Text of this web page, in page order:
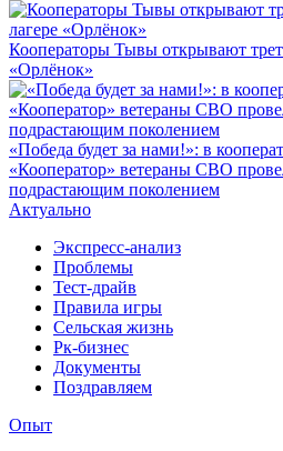
Кооператоры Тывы открывают
«Орлёнок»
«Победа будет за нами!»: в
«Кооператор» ветераны СВО
подрастающим поколением
Актуально
Экспресс-анализ
Проблемы
Тест-драйв
Правила игры
Сельская жизнь
Рк-бизнес
Документы
Поздравляем
Опыт